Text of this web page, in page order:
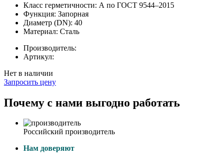
Класс герметичности: А по ГОСТ 9544–2015
Функция: Запорная
Диаметр (DN): 40
Материал: Сталь
Производитель:
Артикул:
Нет в наличии
Запросить цену
Почему с нами выгодно работать
Российский производитель
Нам доверяют